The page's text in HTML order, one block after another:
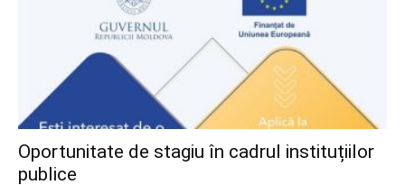
Oportunitate de stagiu în cadrul instituțiilor
publice